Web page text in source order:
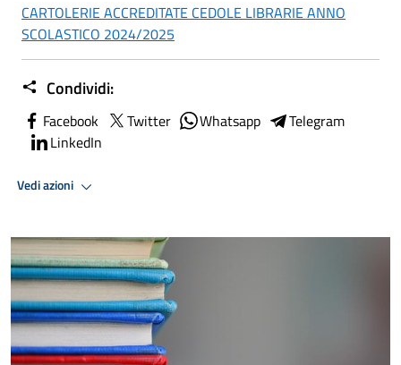
CARTOLERIE ACCREDITATE CEDOLE LIBRARIE ANNO
SCOLASTICO 2024/2025
Condividi:
Facebook Twitter Whatsapp
Telegram
LinkedIn
Vedi azioni